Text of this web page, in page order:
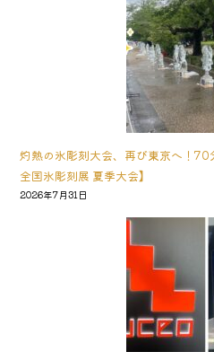
灼熱の氷彫刻大会、再び東京へ！
全国氷彫刻展 夏季大会】
2026年7月31日